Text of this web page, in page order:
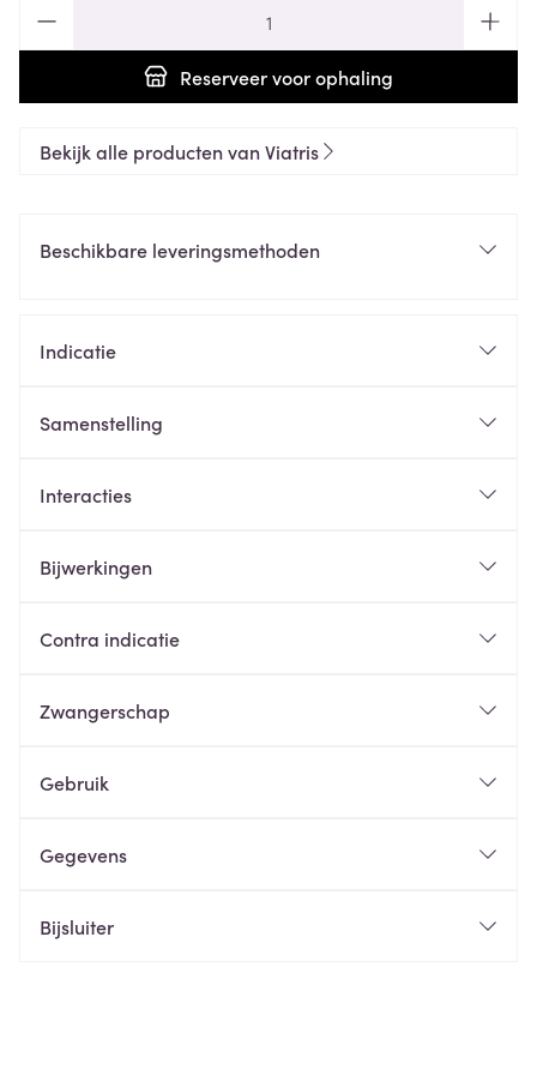
Reserveervoor ophaling
Bekijk alle producten van Viatris
Beschikbare leveringsmethoden
Indicatie
Samenstelling
Interacties
Bijwerkingen
Contra indicatie
Zwangerschap
Gebruik
Gegevens
Bijsluiter